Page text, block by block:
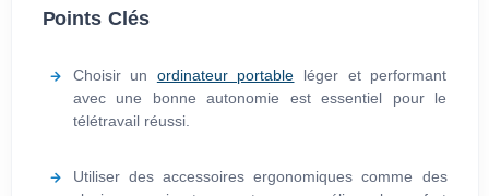
Points Clés
Choisir un ordinateur portable léger et performant
avec une bonne autonomie est essentiel pour le
télétravail réussi.
Utiliser des accessoires ergonomiques comme des